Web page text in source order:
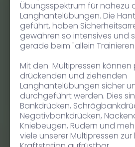
Übungsspektrum für nahezu
Langhantelübungen. Die
geführt, haben
gewähren so intensives und
gerade beim "allein
Mit den Multipressen können
drückenden und ziehenden
Langhantelübungen sicher
durchgeführt werden. Dies
Bankdrücken,
Negativbankdrücken,
Kniebeugen, Rudern und
viele unserer Multipressen